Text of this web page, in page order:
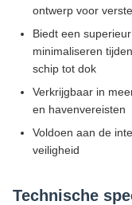
ontwerp voor
Biedt een
minimaliseren
schip tot dok
Verkrijgbaar in
en havenvereisten
Voldoen aan de
veiligheid
Technische